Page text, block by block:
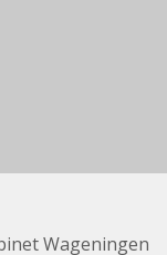
Wageningen